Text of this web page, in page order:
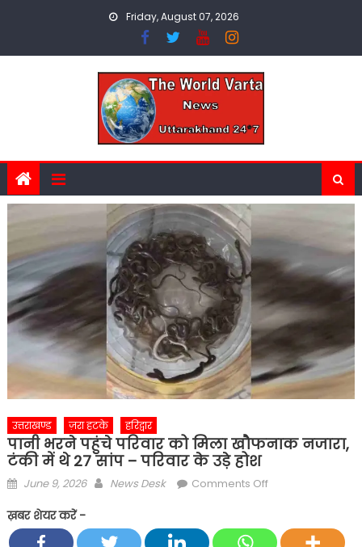
Friday, August 07, 2026
उत्तराखण्ड ज़रा हटके हरिद्वार
पानी भरने पहुंचे परिवार को मिला खौफनाक नजारा,
टंकी में थे 27 सांप – परिवार के उड़े होश
Posted
June 9, 2026 Author
News Desk Comments Offon
पहुंचे
ख़बर शेयर करें -